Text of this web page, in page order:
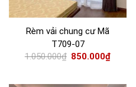
Rèm vải chung cư Mã
T709-07
1.050.000₫ 850.000₫